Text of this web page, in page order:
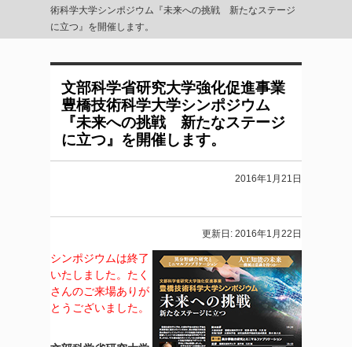
術科学大学シンポジウム『未来への挑戦 新たなステージ
に立つ』を開催します。
文部科学省研究大学強化促進事業
豊橋技術科学大学シンポジウム
『未来への挑戦 新たなステージ
に立つ』を開催します。
2016年1月21日
更新日: 2016年1月22日
シンポジウムは終了
いたしました。たく
さんのご来場ありが
とうございました。